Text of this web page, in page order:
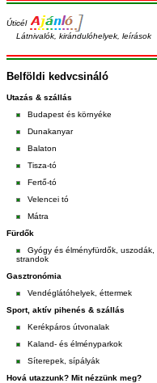
Úticél
Látnivalók, kirándulóhelyek, leírások
Belföldi kedvcsináló
Utazás & szállás
Budapest és környéke
Dunakanyar
Balaton
Tisza-tó
Fertő-tó
Velencei tó
Mátra
Fürdők
Gyógy és élményfürdők, uszodák,
strandok
Gasztronómia
Vendéglátóhelyek, éttermek
Sport, aktív pihenés & szállás
Kerékpáros útvonalak
Kaland- és élményparkok
Síterepek, sípályák
Hová utazzunk? Mit nézzünk meg?